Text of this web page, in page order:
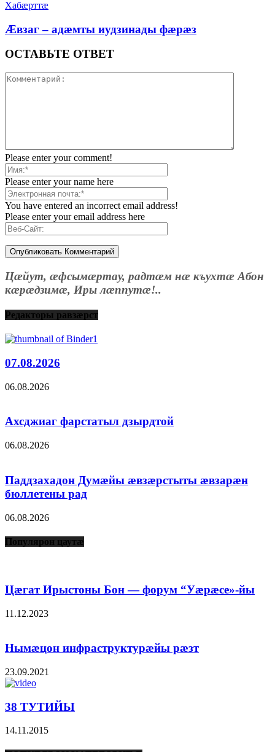
Хабæрттæ
Æвзаг – адæмты иудзинады фæрæз
ОСТАВЬТЕ ОТВЕТ
Please enter your comment!
Please enter your name here
You have entered an incorrect email address!
Please enter your email address here
Цæйут, æфсымæртау, радтæм нæ къухтæ Абон
кæрæдзимæ, Иры лæппутæ!..
Редакторы равзæрст
07.08.2026
06.08.2026
Ахсджиаг фарстатыл дзырдтой
06.08.2026
Паддзахадон Думæйы æвзæрстыты æвзарæн
бюллетены рад
06.08.2026
Популярон цаутæ
Цæгат Ирыстоны Бон — форум “Уæрæсе»-йы
11.12.2023
Нымæцон инфраструктурæйы рæзт
23.09.2021
38 ТУТИЙЫ
14.11.2015